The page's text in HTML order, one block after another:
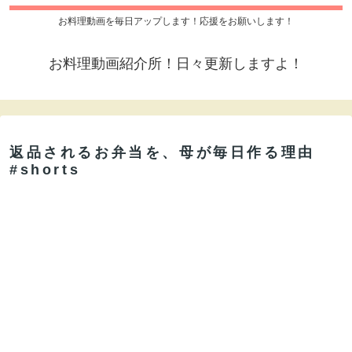
お料理動画を毎日アップします！応援をお願いします！
お料理動画紹介所！日々更新しますよ！
返品されるお弁当を、母が毎日作る理由
#shorts